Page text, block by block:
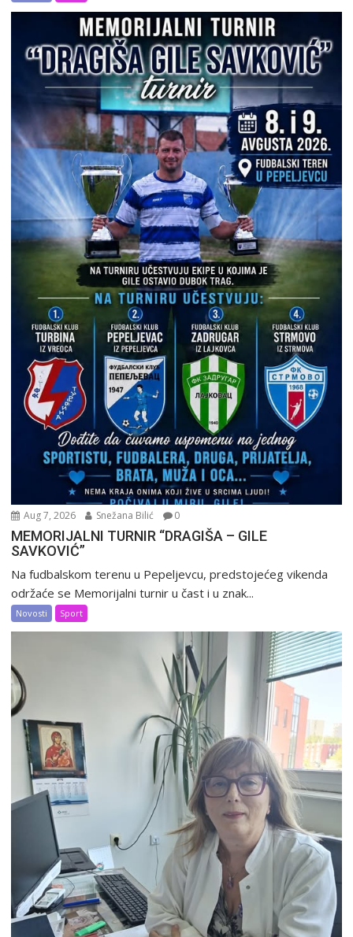
Aug 7, 2026 Snežana Bilić 0
MEMORIJALNI TURNIR “DRAGIŠA – GILE
SAVKOVIĆ”
Na fudbalskom terenu u Pepeljevcu, predstojećeg vikenda
održaće se Memorijalni turnir u čast i u znak...
Novosti Sport